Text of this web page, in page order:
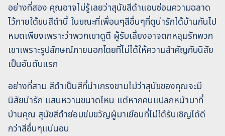
อย่างที่สอง คุณอาจไม่รู้เลยว่าสุนัขสีดำแอบซ่อนความฉลาด
ไว้ภายใต้ขนสีดำนี้ ในขณะที่เพื่อนๆสีอื่นๆที่ดูน่ารักได้บ้านกันไป
หมดเพียงเพราะว่าพวกเขาดูดี ผู้รับเลี้ยงอาจตกหลุมรักพวก
เขาเพราะรูปลักษณ์ภายนอกโดยที่ไม่ได้ให้ความสำคัญกับนิสัย
เป็นอันดับแรก
อย่างที่สาม สีดำเป็นสีที่น่าเกรงขามไม่ว่าสุนัขของคุณจะมี
นิสัยน่ารัก แสนหวานขนาดไหน แต่หากคนแปลกหน้ามาที่
บ้านคุณ สุนัขสีดำย่อมข่มขวัญผู้มาเยือนที่ไม่ได้รับเชิญได้ดี
กว่าสีอื่นๆแน่นอน